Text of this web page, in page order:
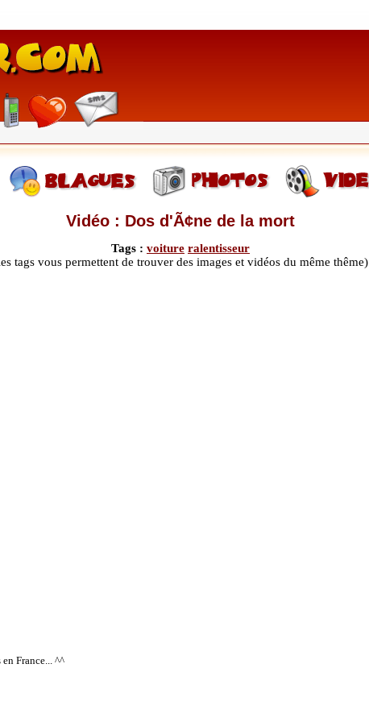
Vidéo : Dos d'Ã¢ne de la mort
Tags : voiture ralentisseur
tags vous permettent de trouver des images et vidéos du même thême)
France... ^^